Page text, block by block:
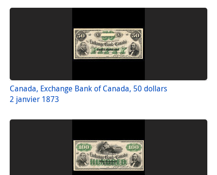
Canada, Exchange Bank of Canada, 50 dollars
2 janvier 1873